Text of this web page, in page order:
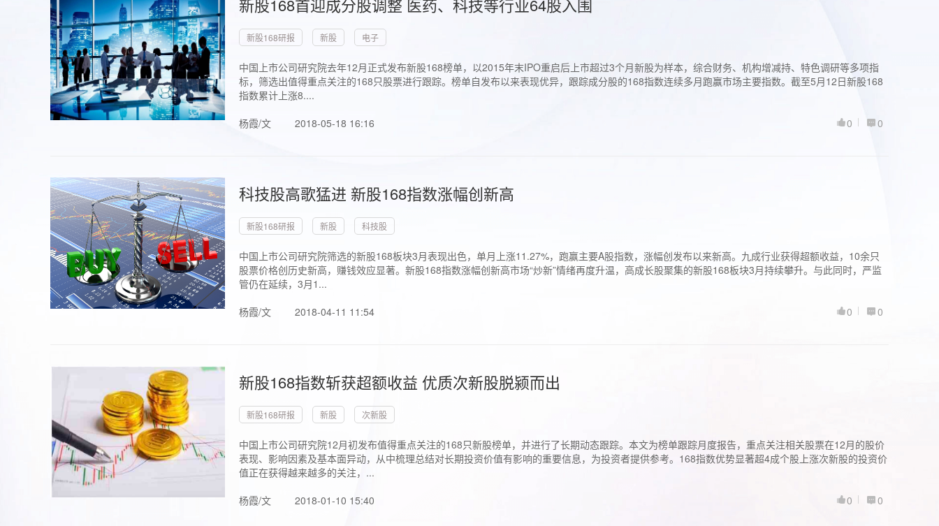
新股168首迎成分股调整 医药、科技等行业64股入围
新股168研报 新股 电子
中国上市公司研究院去年12月正式发布新股168榜单，以2015年末IPO重启后上市超过3个月新股为样本，综合财务、机构增减持、特色调研等多项指
标，筛选出值得重点关注的168只股票进行跟踪。榜单自发布以来表现优异，跟踪成分股的168指数连续多月跑赢市场主要指数。截至5月12日新股168
指数累计上涨8....
杨霞/文
2018-05-18 16:16 0
0
科技股高歌猛进 新股168指数涨幅创新高
新股168研报 新股 科技股
中国上市公司研究院筛选的新股168板块3月表现出色，单月上涨11.27%，跑赢主要A股指数，涨幅创发布以来新高。九成行业获得超额收益，10余只
股票价格创历史新高，赚钱效应显著。新股168指数涨幅创新高市场“炒新”情绪再度升温，高成长股聚集的新股168板块3月持续攀升。与此同时，严监
管仍在延续，3月1...
杨霞/文
2018-04-11 11:54 0
0
新股168指数斩获超额收益 优质次新股脱颍而出
新股168研报 新股 次新股
中国上市公司研究院12月初发布值得重点关注的168只新股榜单，并进行了长期动态跟踪。本文为榜单跟踪月度报告，重点关注相关股票在12月的股价
表现、影响因素及基本面异动，从中梳理总结对长期投资价值有影响的重要信息，为投资者提供参考。168指数优势显著超4成个股上涨次新股的投资价
值正在获得越来越多的关注，...
杨霞/文
2018-01-10 15:40 0
0